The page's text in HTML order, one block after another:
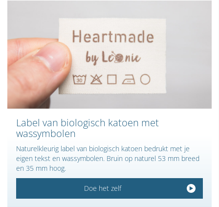
Label van biologisch katoen met
wassymbolen
Naturelkleurig label van biologisch katoen bedrukt met je
eigen tekst en wassymbolen. Bruin op naturel 53 mm breed
en 35 mm hoog.
Doe het zelf